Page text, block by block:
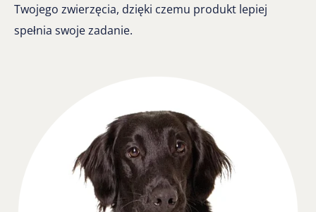
Twojego zwierzęcia, dzięki czemu produkt lepiej
spełnia swoje zadanie.